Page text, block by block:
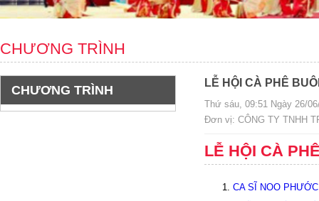
CHƯƠNG TRÌNH
CHƯƠNG TRÌNH
LỄ HỘI CÀ PHÊ
Thứ sáu, 09:51 Ngày 26/
Đơn vị: CÔNG TY TNHH
LỄ HỘI CÀ
CA SĨ NOO